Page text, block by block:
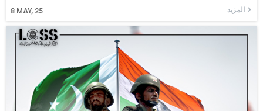
8 MAY, 25 المزيد